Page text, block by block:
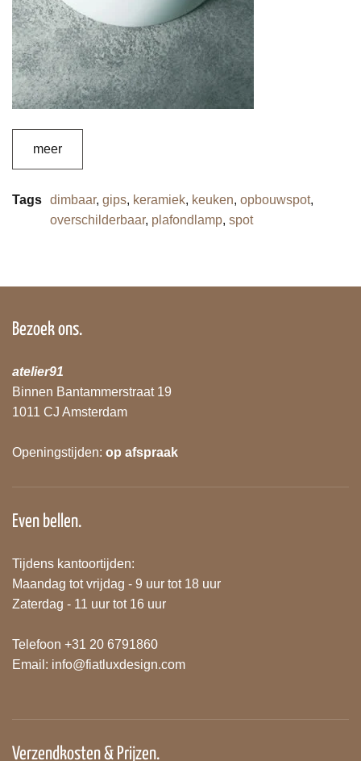
meer
Tags dimbaar, gips, keramiek, keuken, opbouwspot,
overschilderbaar, plafondlamp, spot
Bezoek ons.
atelier91
Binnen Bantammerstraat 19
1011 CJ Amsterdam
Openingstijden: op afspraak
Even bellen.
Tijdens kantoortijden:
Maandag tot vrijdag - 9 uur tot 18 uur
Zaterdag - 11 uur tot 16 uur
Telefoon +31 20 6791860
Email: info@fiatluxdesign.com
Verzendkosten & Prijzen.